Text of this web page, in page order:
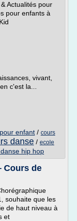
Actualités pour
pour enfants à
vivant,
c'est la...
enfant / cours
danse / ecole
hip hop
Cours de
souhaite que les
de haut niveau à
et